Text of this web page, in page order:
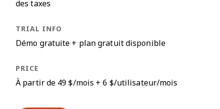
des taxes
Démo gratuite + plan gratuit disponible
À partir de 49 $/mois + 6 $/utilisateur/mois